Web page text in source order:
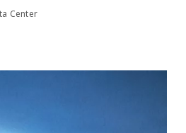
Center